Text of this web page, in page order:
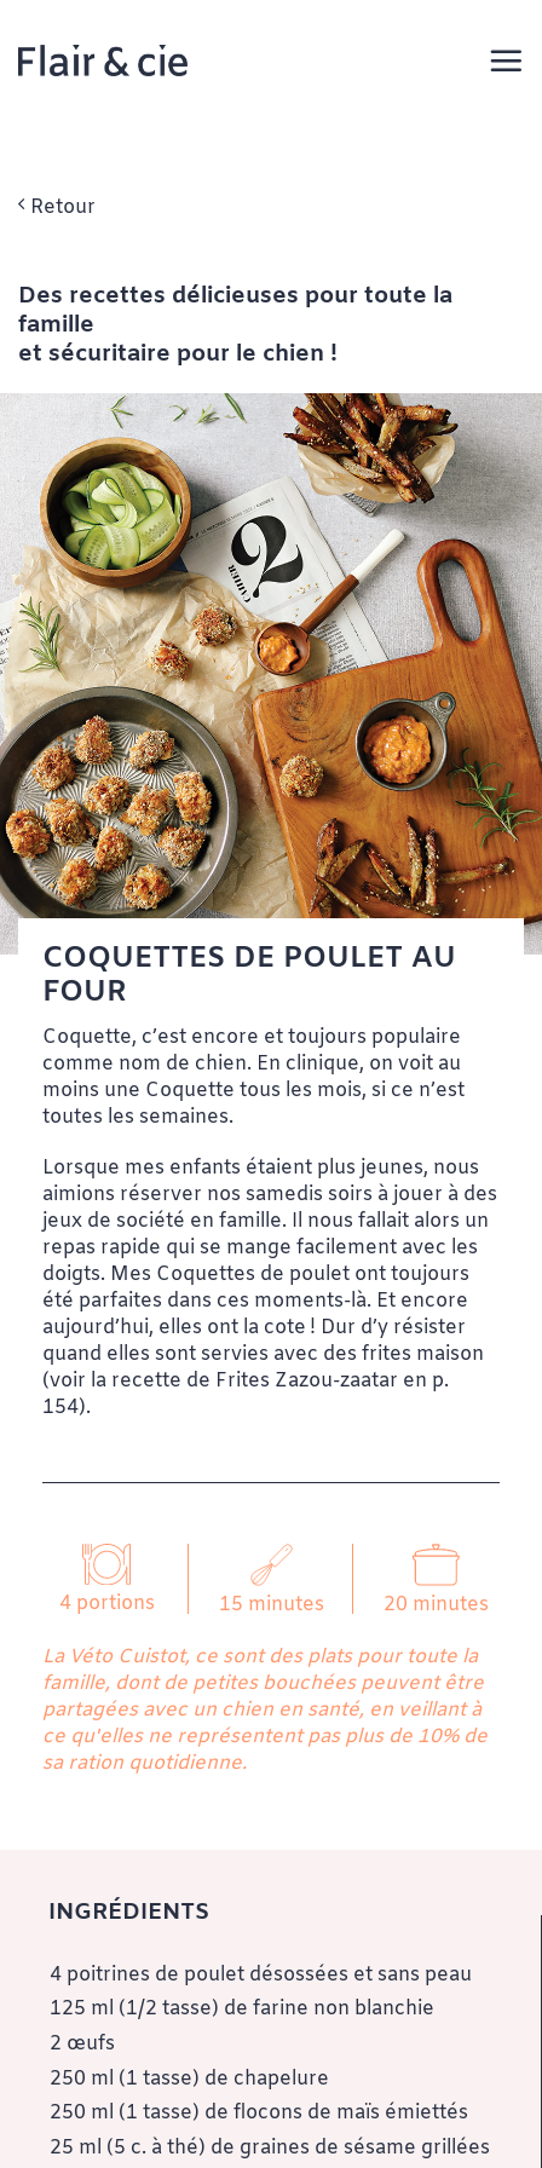
contenu
Retour
Des recettes délicieuses pour toute la
famille
et sécuritaire pour le chien !
COQUETTES DE POULET AU
FOUR
Coquette, c’est encore et toujours populaire
comme nom de chien. En clinique, on voit au
moins une Coquette tous les mois, si ce n’est
toutes les semaines.
Lorsque mes enfants étaient plus jeunes, nous
aimions réserver nos samedis soirs à jouer à des
jeux de société en famille. Il nous fallait alors un
repas rapide qui se mange facilement avec les
doigts. Mes Coquettes de poulet ont toujours
été parfaites dans ces moments-là. Et encore
aujourd’hui, elles ont la cote ! Dur d’y résister
quand elles sont servies avec des frites maison
(voir la recette de Frites Zazou-zaatar en p.
154).
4 portions 15 minutes 20 minutes
La Véto Cuistot, ce sont des plats pour toute la
famille, dont de petites bouchées peuvent être
partagées avec un chien en santé, en veillant à
ce qu'elles ne représentent pas plus de 10% de
sa ration quotidienne.
INGRÉDIENTS
4 poitrines de poulet désossées et sans peau
125 ml (1/2 tasse) de farine non blanchie
2 œufs
250 ml (1 tasse) de chapelure
250 ml (1 tasse) de flocons de maïs émiettés
25 ml (5 c. à thé) de graines de sésame grillées